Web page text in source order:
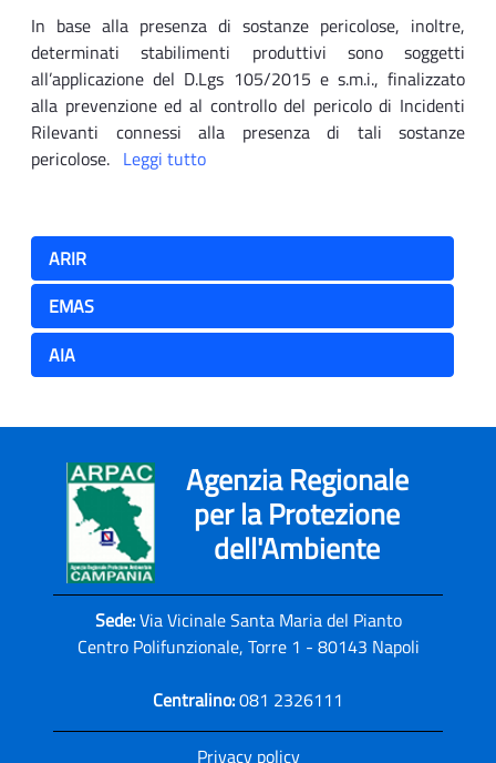
In base alla presenza di sostanze pericolose, inoltre,
determinati stabilimenti produttivi sono soggetti
all’applicazione del D.Lgs 105/2015 e s.m.i., finalizzato
alla prevenzione ed al controllo del pericolo di Incidenti
Rilevanti connessi alla presenza di tali sostanze
pericolose. Leggi tutto
ARIR
EMAS
AIA
Agenzia Regionale
per la Protezione
dell'Ambiente
Sede:Via Vicinale Santa Maria del Pianto
Centro Polifunzionale, Torre 1 - 80143 Napoli
Centralino:081 2326111
Privacy policy